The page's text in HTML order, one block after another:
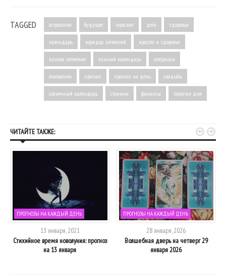
TAGGED астрология будущее гороскоп дети здоровье
календарь коридор затмений красота и здоровье
лунное затмение лунный календарь операции
отношения прогноз прогноз на день свадьбы
солнечный календарь стрижки финансы энергии дня
ЧИТАЙТЕ ТАКЖЕ:
ПРОГНОЗЫ НА КАЖДЫЙ ДЕНЬ
13 января, 2021
Стихийное время новолуния: прогноз
на 13 января
ПРОГНОЗЫ НА КАЖДЫЙ ДЕНЬ
28 января, 2026
Волшебная дверь на четверг 29
января 2026
 